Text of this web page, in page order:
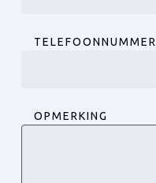
TELEFOONNUMMER
OPMERKING